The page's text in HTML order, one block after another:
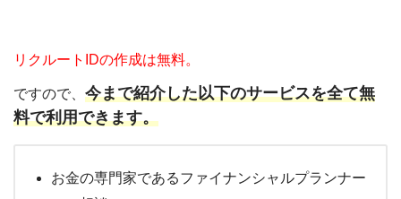
リクルートIDの作成は無料。
ですので、 今まで紹介した以下のサービスを全て無
料で利用できます。
お金の専門家であるファイナンシャルプランナー